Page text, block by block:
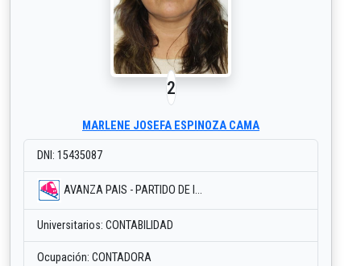
2
MARLENE JOSEFA ESPINOZA CAMA
DNI: 15435087
AVANZA PAIS - PARTIDO DE I...
Universitarios: CONTABILIDAD
Ocupación: CONTADORA